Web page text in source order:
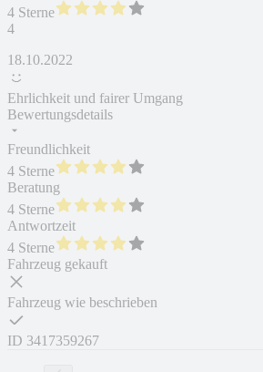
4 Sterne
4
18.10.2022
Ehrlichkeit und fairer Umgang
Bewertungsdetails
Freundlichkeit
4 Sterne
Beratung
4 Sterne
Antwortzeit
4 Sterne
Fahrzeug gekauft
Fahrzeug wie beschrieben
ID 3417359267